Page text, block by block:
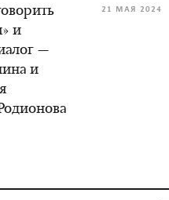
и
—
и
21 МАЯ 2024